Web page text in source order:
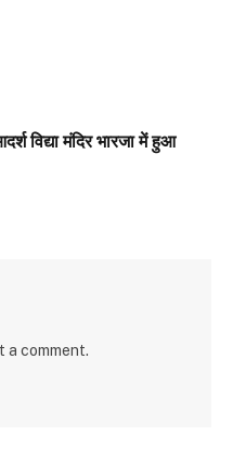
विद्या मंदिर भारजा में हुआ
a comment.